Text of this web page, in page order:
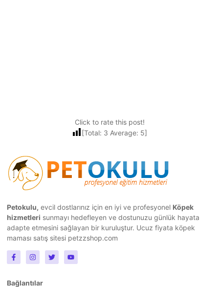
Click to rate this post!
[Total: 3 Average: 5]
Petokulu, evcil dostlarınız için en iyi ve profesyonel Köpek
hizmetleri sunmayı hedefleyen ve dostunuzu günlük hayata
adapte etmesini sağlayan bir kuruluştur. Ucuz fiyata köpek
maması satış sitesi petzzshop.com
Bağlantılar